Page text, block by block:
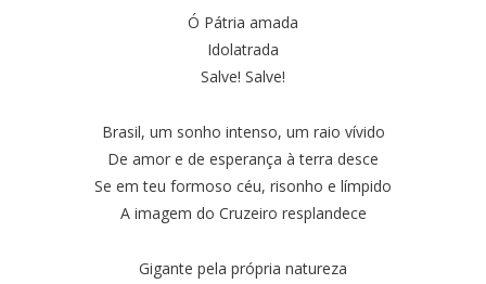
Ó Pátria amada
Idolatrada
Salve! Salve!
Brasil, um sonho intenso, um raio vívido
De amor e de esperança à terra desce
Se em teu formoso céu, risonho e límpido
A imagem do Cruzeiro resplandece
Gigante pela própria natureza